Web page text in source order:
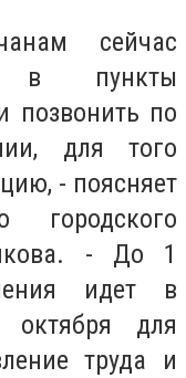
сейчас
в пункты
позвонить по
для того
- поясняет
городского
- До 1
идет в
для
труда и